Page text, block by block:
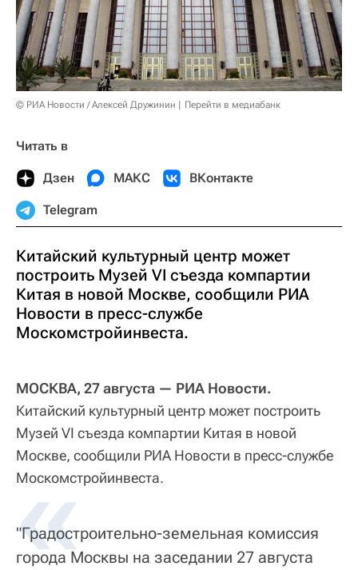
© РИА Новости / Алексей Дружинин Перейти в медиабанк
Читать в
Дзен МАКС ВКонтакте
Telegram
Китайский культурный центр может
построить Музей VI съезда компартии
Китая в новой Москве, сообщили РИА
Новости в пресс-службе
Москомстройинвеста.
МОСКВА, 27 августа — РИА Новости.
Китайский культурный центр может построить
Музей VI съезда компартии Китая в новой
Москве, сообщили РИА Новости в пресс-службе
Москомстройинвеста.
"Градостроительно-земельная комиссия
города Москвы на заседании 27 августа